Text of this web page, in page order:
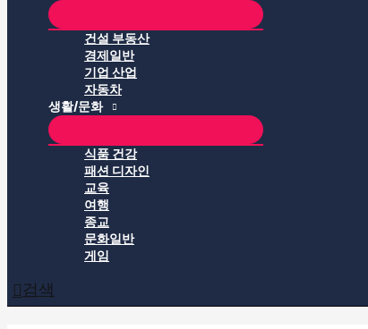
건설 부동산
경제일반
기업 산업
자동차
생활/문화
식품 건강
패션 디자인
교육
여행
종교
문화일반
게임
검색